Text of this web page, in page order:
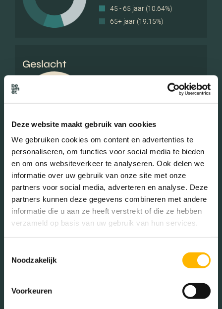
Deze website maakt gebruik van cookies
We gebruiken cookies om content en advertenties te
personaliseren, om functies voor social media te bieden
en om ons websiteverkeer te analyseren. Ook delen we
informatie over uw gebruik van onze site met onze
partners voor social media, adverteren en analyse. Deze
partners kunnen deze gegevens combineren met andere
informatie die u aan ze heeft verstrekt of die ze hebben
verzameld op basis van uw gebruik van hun services.
Noodzakelijk
Voorkeuren
45 - 65 jaar (10.64%)
65+ jaar (19.15%)
Geslacht
Gezinnen met kinderen
Met kinderen (6.47%)
Éénpersoons huishoudens
(78.17%)